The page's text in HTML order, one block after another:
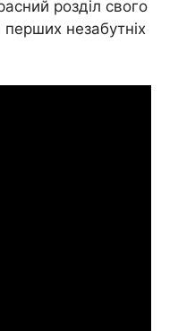
розділ свого
незабутніх